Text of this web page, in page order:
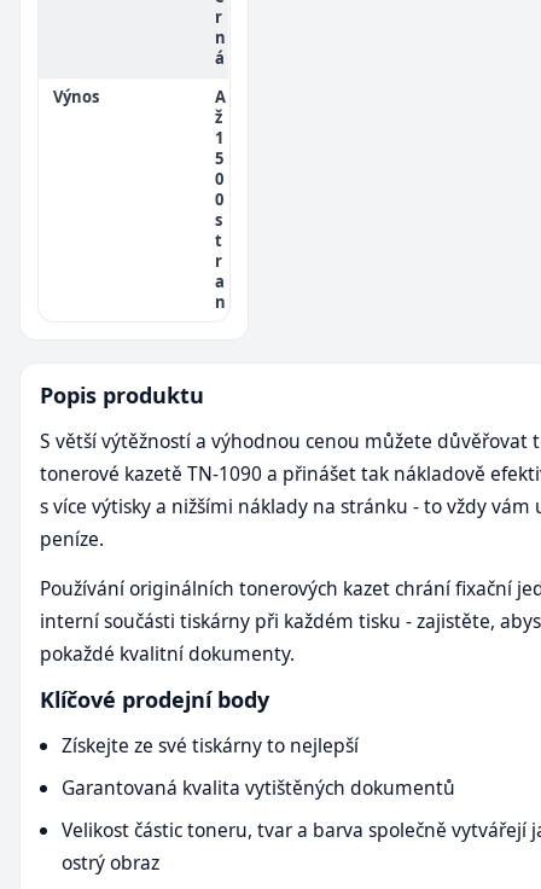
r
n
á
Výnos
A
ž
1
5
0
0
s
t
r
a
n
Popis produktu
S větší výtěžností a výhodnou cenou můžete důvěřovat
tonerové kazetě TN-1090 a přinášet tak nákladově
s více výtisky a nižšími náklady na stránku - to vždy vám
peníze.
Používání originálních tonerových kazet chrání fixační
interní součásti tiskárny při každém tisku - zajistěte,
pokaždé kvalitní dokumenty.
Klíčové prodejní body
Získejte ze své tiskárny to nejlepší
Garantovaná kvalita vytištěných dokumentů
Velikost částic toneru, tvar a barva společně vytvářejí
ostrý obraz